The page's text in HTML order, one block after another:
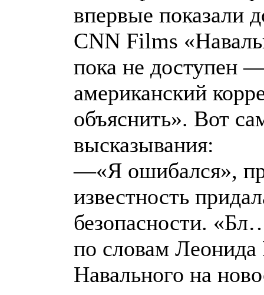
впервые показали
CNN Films
пока не доступен
американский
объяснить». Вот
высказывания:
—«Я ошибался»,
известность
безопасности.
по словам Леонида
Навального на